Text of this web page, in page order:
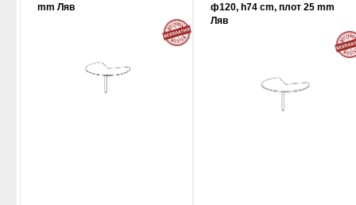
mm Ляв
ф120, h74 cm, плот 25 mm
Ляв